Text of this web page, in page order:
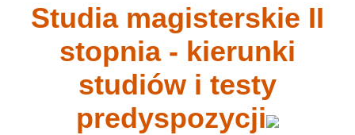
Studia magisterskie II
stopnia - kierunki
studiów i testy
predyspozycji